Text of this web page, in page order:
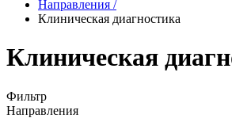
Направления /
Клиническая диагностика
Клиническая
Фильтр
Направления